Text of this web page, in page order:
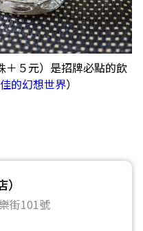
５元）是招牌必點的飲
的幻想世界）
街101號